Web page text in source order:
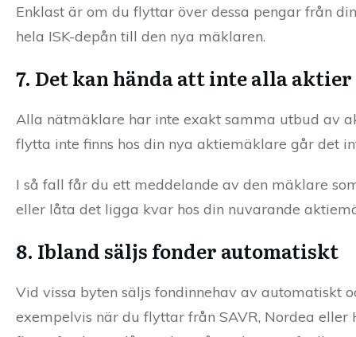
Enklast är om du flyttar över dessa pengar från
hela ISK-depån till den nya mäklaren.
7. Det kan hända att inte alla
Alla nätmäklare har inte exakt samma utbud av
flytta inte finns hos din nya aktiemäklare går det
I så fall får du ett meddelande av den mäklare
eller låta det ligga kvar hos din nuvarande
8. Ibland säljs fonder automatiskt
Vid vissa byten säljs fondinnehav av automatiskt
exempelvis när du flyttar från SAVR, Nordea